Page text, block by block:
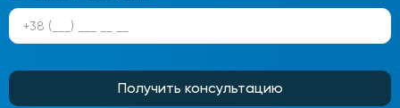
Получить консультацию